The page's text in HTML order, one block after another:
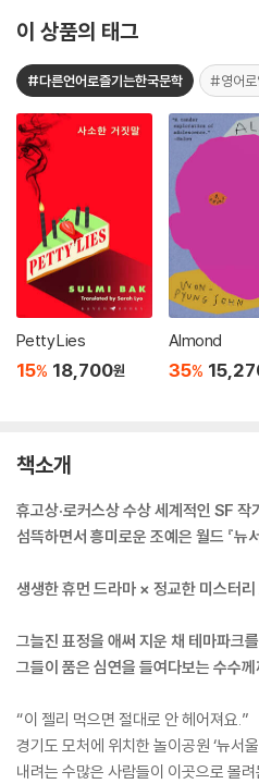
이 상품의 태그
#다른언어로즐기는한국문학 #영어로
Petty Lies
15% 18,700원
Almond
35%
책소개
휴고상·로커스상 수상 세계적인 SF 작
섬뜩하면서 흥미로운 조예은 월드 『뉴
생생한 휴먼 드라마 × 정교한 미스터리
그늘진 표정을 애써 지운 채 테마파크
그들이 품은 심연을 들여다보는 수수
“이 젤리 먹으면 절대로 안 헤어져요.”
경기도 모처에 위치한 놀이공원 ‘뉴서
내려는 수많은 사람들이 이곳으로 몰